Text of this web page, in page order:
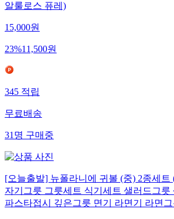
알룰로스 퓨레)
15,000원
23%11,500원
345 적립
무료배송
31 명 구매중
[오늘출발] 뉴폴라니에 귀볼 (중) 2종세트
자기그릇 그릇세트 식기세트 샐러드그릇
파스타접시 깊은그릇 면기 라면기 라면그